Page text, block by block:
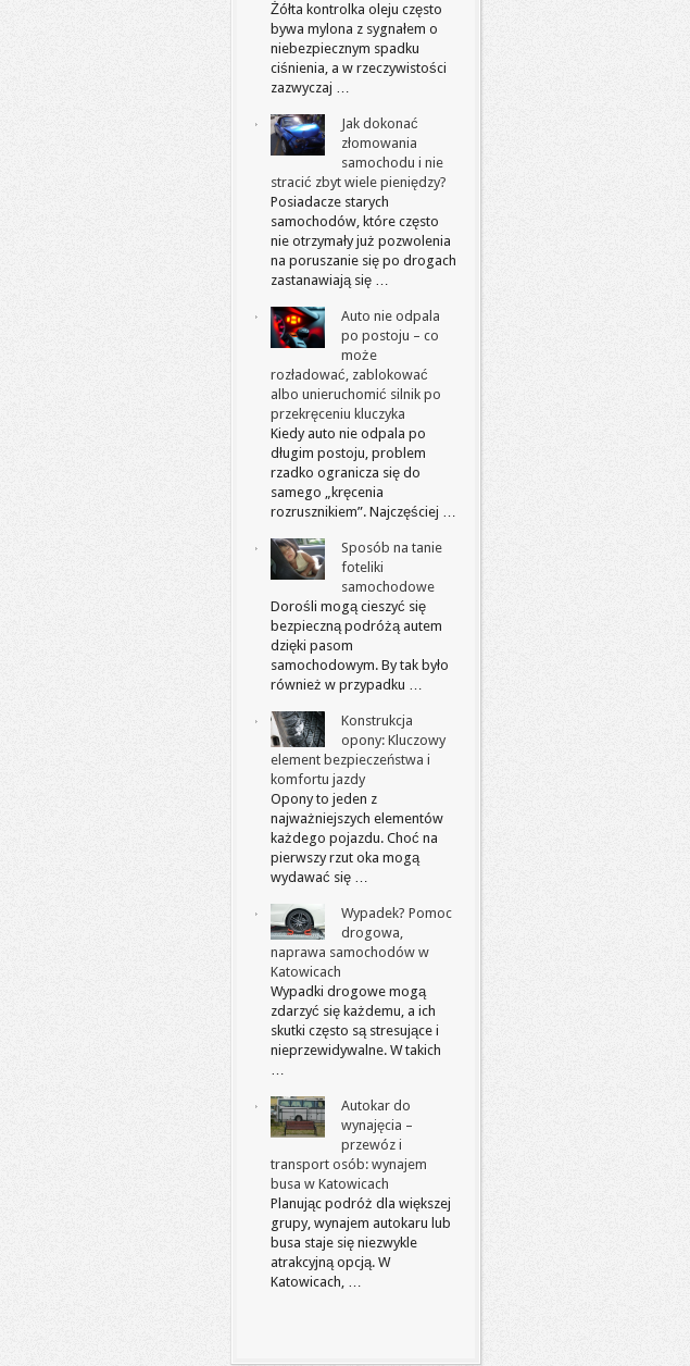
Żółta kontrolka oleju często
bywa mylona z sygnałem o
niebezpiecznym spadku
ciśnienia, a w rzeczywistości
zazwyczaj …
Jak dokonać
złomowania
samochodu i nie
stracić zbyt wiele pieniędzy?
Posiadacze starych
samochodów, które często
nie otrzymały już pozwolenia
na poruszanie się po drogach
zastanawiają się …
Auto nie odpala
po postoju – co
może
rozładować, zablokować
albo unieruchomić silnik po
przekręceniu kluczyka
Kiedy auto nie odpala po
długim postoju, problem
rzadko ogranicza się do
samego „kręcenia
rozrusznikiem”. Najczęściej …
Sposób na tanie
foteliki
samochodowe
Dorośli mogą cieszyć się
bezpieczną podróżą autem
dzięki pasom
samochodowym. By tak było
również w przypadku …
Konstrukcja
opony: Kluczowy
element bezpieczeństwa i
komfortu jazdy
Opony to jeden z
najważniejszych elementów
każdego pojazdu. Choć na
pierwszy rzut oka mogą
wydawać się …
Wypadek? Pomoc
drogowa,
naprawa samochodów w
Katowicach
Wypadki drogowe mogą
zdarzyć się każdemu, a ich
skutki często są stresujące i
nieprzewidywalne. W takich
…
Autokar do
wynajęcia –
przewóz i
transport osób: wynajem
busa w Katowicach
Planując podróż dla większej
grupy, wynajem autokaru lub
busa staje się niezwykle
atrakcyjną opcją. W
Katowicach, …